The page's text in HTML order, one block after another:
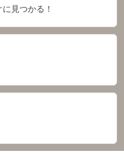
見つかる！